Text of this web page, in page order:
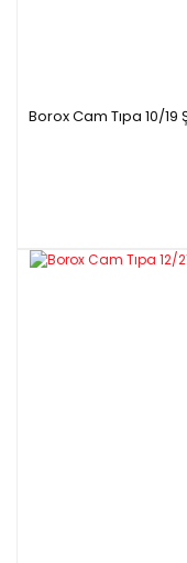
Borox Cam Tıpa 10/19